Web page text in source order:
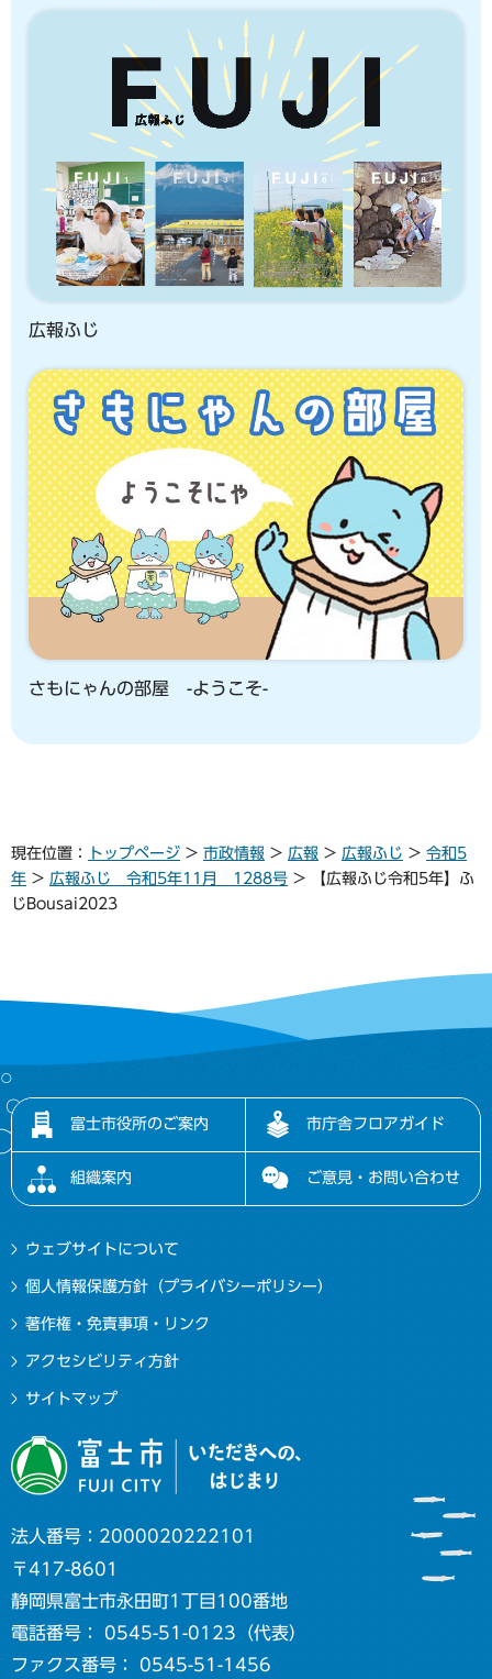
広報ふじ
さもにゃんの部屋 -ようこそ-
現在位置： トップページ > 市政情報 > 広報 > 広報ふじ > 令和5
年 > 広報ふじ 令和5年11月 1288号 > 【広報ふじ令和5年】ふ
じBousai2023
富士市役所のご案内 市庁舎フロアガイド
組織案内 ご意見・お問い合わせ
ウェブサイトについて
個人情報保護方針（プライバシーポリシー）
著作権・免責事項・リンク
アクセシビリティ方針
サイトマップ
法人番号：2000020222101
〒417-8601
静岡県富士市永田町1丁目100番地
電話番号： 0545-51-0123（代表）
ファクス番号： 0545-51-1456